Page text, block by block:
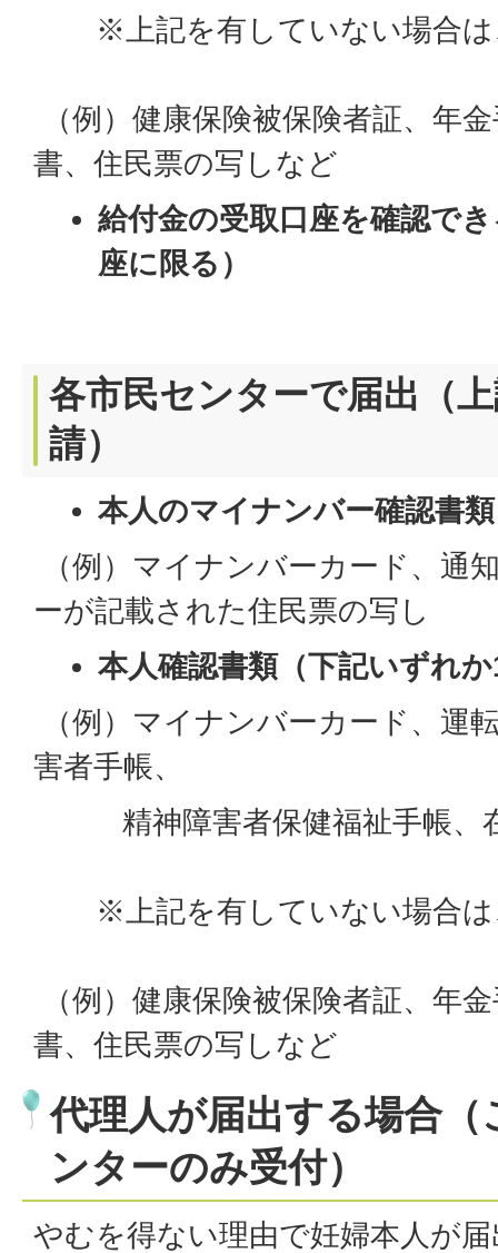
※上記を有していない場合は
（例）健康保険被保険者証、年
書、住民票の写しなど
給付金の受取口座を確認で
座に限る）
各市民センターで届出（
請）
本人のマイナンバー確認書
（例）マイナンバーカード、通
ーが記載された住民票の写し
本人確認書類（下記いずれ
（例）マイナンバーカード、運
害者手帳、
精神障害者保健福祉手帳、
※上記を有していない場合は
（例）健康保険被保険者証、年
書、住民票の写しなど
代理人が届出する場合（
ンターのみ受付）
やむを得ない理由で妊婦本人が